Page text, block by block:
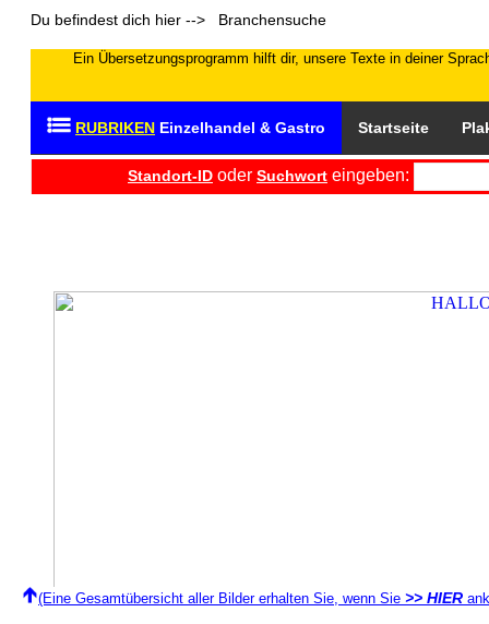
Du befindest dich hier --> Branchensuche
Ein Übersetzungsprogramm hilft dir, unsere Texte in deiner
RUBRIKEN Einzelhandel & Gastro Startseite
Standort-ID oder Suchwort eingeben:
(Eine Gesamtübersicht aller Bilder erhalten Sie, wenn Sie >> HIER